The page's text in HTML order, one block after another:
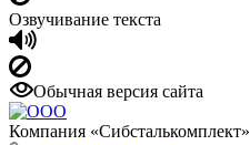
Озвучивание текста
Обычная версия сайта
Компания «Сибсталькомплект»